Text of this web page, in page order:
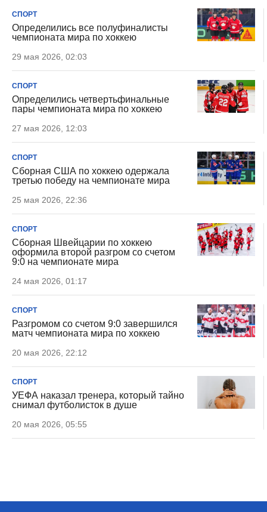
СПОРТ
Определились все полуфиналисты
чемпионата мира по хоккею
29 мая 2026, 02:03
СПОРТ
Определились четвертьфинальные
пары чемпионата мира по хоккею
27 мая 2026, 12:03
СПОРТ
Сборная США по хоккею одержала
третью победу на чемпионате мира
25 мая 2026, 22:36
СПОРТ
Сборная Швейцарии по хоккею
оформила второй разгром со счетом
9:0 на чемпионате мира
24 мая 2026, 01:17
СПОРТ
Разгромом со счетом 9:0 завершился
матч чемпионата мира по хоккею
20 мая 2026, 22:12
СПОРТ
УЕФА наказал тренера, который тайно
снимал футболисток в душе
20 мая 2026, 05:55